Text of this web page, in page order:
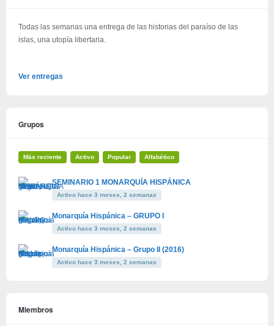
Todas las semanas una entrega de las historias del paraíso de las
islas, una utopía libertaria.
Ver entregas
Grupos
Más reciente Activo Popular Alfabético
SEMINARIO 1 MONARQUÍA HISPÁNICA
Activo hace 3 meses, 2 semanas
Monarquía Hispánica – GRUPO I
Activo hace 3 meses, 2 semanas
Monarquía Hispánica – Grupo II (2016)
Activo hace 3 meses, 2 semanas
Miembros